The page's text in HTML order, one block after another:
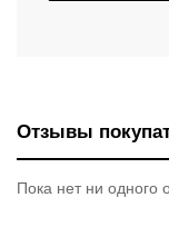
Отзывы
Пока нет ни одного